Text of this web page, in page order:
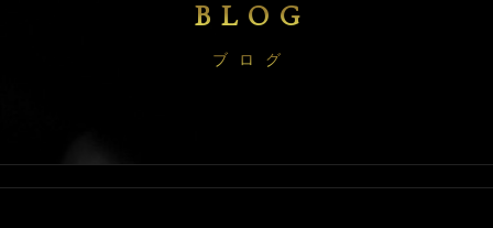
BLOG
ブログ